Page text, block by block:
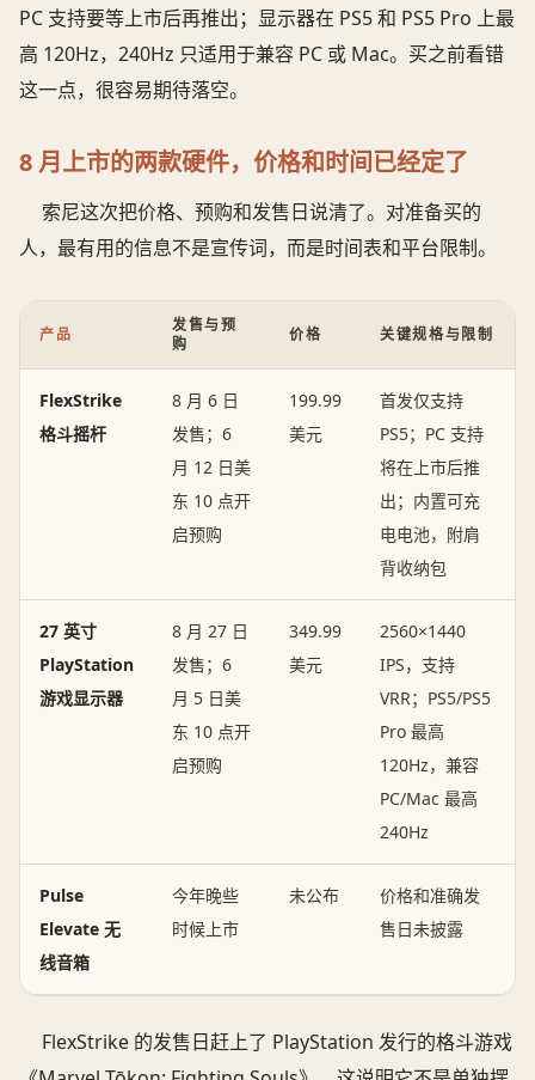
PC 支持要等上市后再推出；显示器在 PS5 和 PS5 Pro 上最
高 120Hz，240Hz 只适用于兼容 PC 或 Mac。买之前看错
这一点，很容易期待落空。
8 月上市的两款硬件，价格和时间已经定了
索尼这次把价格、预购和发售日说清了。对准备买的
人，最有用的信息不是宣传词，而是时间表和平台限制。
产品
发售与预
购
价格 关键规格与限制
FlexStrike
格斗摇杆
8 月 6 日
发售；6
月 12 日美
东 10 点开
启预购
199.99
美元
首发仅支持
PS5；PC 支持
将在上市后推
出；内置可充
电电池，附肩
背收纳包
27 英寸
PlayStation
游戏显示器
8 月 27 日
发售；6
月 5 日美
东 10 点开
启预购
349.99
美元
2560×1440
IPS，支持
VRR；PS5/PS5
Pro 最高
120Hz，兼容
PC/Mac 最高
240Hz
Pulse
Elevate 无
线音箱
今年晚些
时候上市
未公布
价格和准确发
售日未披露
FlexStrike 的发售日赶上了 PlayStation 发行的格斗游戏